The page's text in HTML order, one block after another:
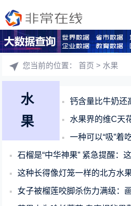
您当前的位置：首页 > 水果
水
果
钙含量比牛奶还高！这种瓜促排便
水果界的维C天花板：含量78倍
一种可以“吸”着
石榴是“中华神果” 紧急提醒：这类人
这种长得像灯笼一样的北方水果：我打
女子被榴莲咬脚杀伤力满级：